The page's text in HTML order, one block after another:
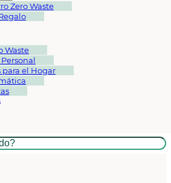
Zero Waste
Waste
para el Hogar